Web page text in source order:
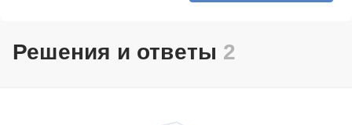
Решения и ответы 2